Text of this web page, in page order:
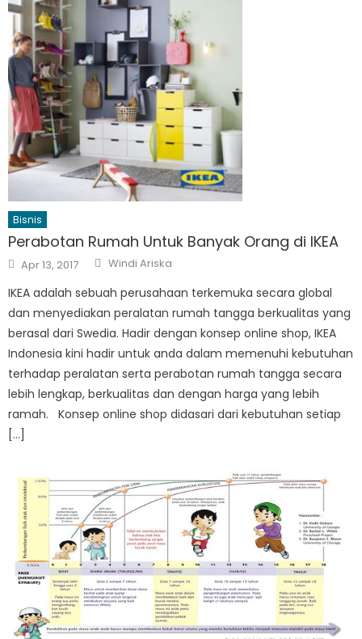
Bisnis
Perabotan Rumah Untuk Banyak Orang di IKEA
Posted
on
Apr 13, 2017 Author
Windi Ariska
IKEA adalah sebuah perusahaan terkemuka secara global
dan menyediakan peralatan rumah tangga berkualitas yang
berasal dari Swedia. Hadir dengan konsep online shop, IKEA
Indonesia kini hadir untuk anda dalam memenuhi kebutuhan
terhadap peralatan serta perabotan rumah tangga secara
lebih lengkap, berkualitas dan dengan harga yang lebih
ramah. Konsep online shop didasari dari kebutuhan setiap
[…]